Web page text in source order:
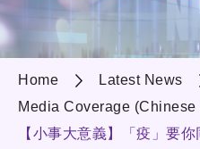
Home
Latest News
Media Coverage (Chinese
【小事大意義】「疫」要你